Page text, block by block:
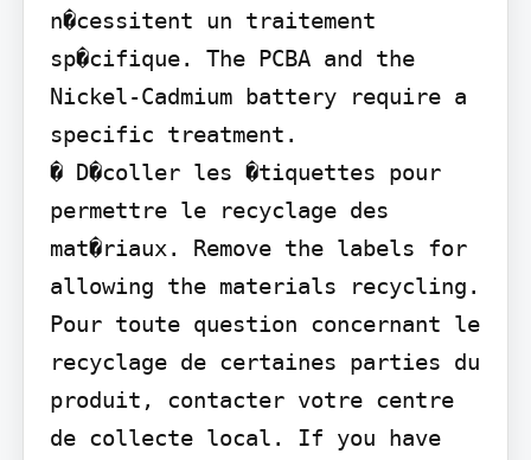
n�cessitent un traitement
sp�cifique. The PCBA and the
Nickel-Cadmium battery require a
specific treatment.
� D�coller les �tiquettes pour
permettre le recyclage des
mat�riaux. Remove the labels for
allowing the materials recycling.
Pour toute question concernant le
recyclage de certaines parties du
produit, contacter votre centre
de collecte local. If you have